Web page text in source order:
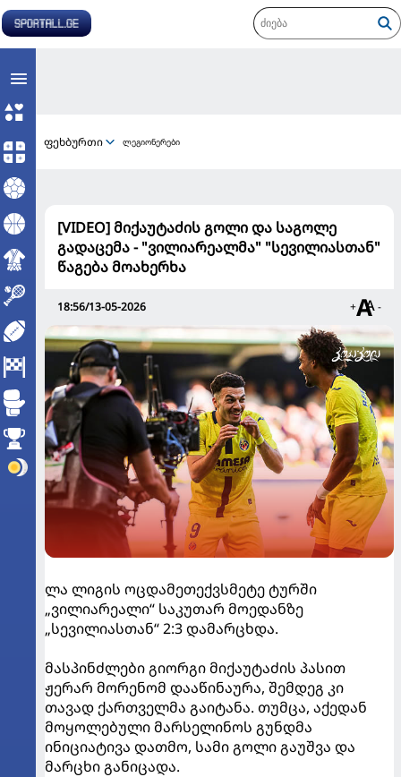
ფეხბურთი ლეგიონერები
[VIDEO] მიქაუტაძის გოლი და საგოლე
გადაცემა - "ვილიარეალმა" "სევილიასთან"
წაგება მოახერხა
18:56/13-05-2026 + -
ლა ლიგის ოცდამეთექვსმეტე ტურში
„ვილიარეალი“ საკუთარ მოედანზე
„სევილიასთან“ 2:3 დამარცხდა.
მასპინძლები გიორგი მიქაუტაძის პასით
ჟერარ მორენომ დააწინაურა, შემდეგ კი
თავად ქართველმა გაიტანა. თუმცა, აქედან
მოყოლებული მარსელინოს გუნდმა
ინიციატივა დათმო, სამი გოლი გაუშვა და
მარცხი განიცადა.